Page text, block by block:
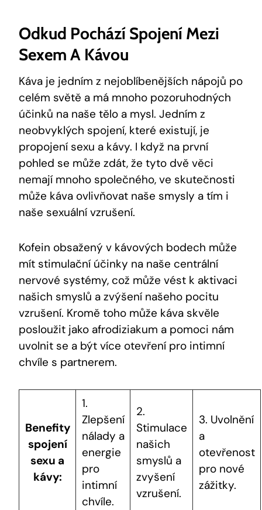
Odkud Pochází Spojení Mezi
Sexem A Kávou
Káva je jedním z nejoblíbenějších nápojů po
celém světě a má mnoho pozoruhodných
účinků na naše tělo a mysl. Jedním z
neobvyklých spojení, které existují, je
propojení sexu a kávy. I když na první
pohled se může zdát, že tyto dvě věci
nemají mnoho společného, ve skutečnosti
může káva ovlivňovat naše smysly a tím i
naše sexuální vzrušení.
Kofein obsažený v kávových bodech může
mít stimulační účinky na naše centrální
nervové systémy, což může vést k aktivaci
našich smyslů a zvýšení našeho pocitu
vzrušení. Kromě toho může káva skvěle
posloužit jako afrodiziakum a pomoci nám
uvolnit se a být více otevření pro intimní
chvíle s partnerem.
Benefity
spojení
sexu a
kávy:
1.
Zlepšení
nálady a
energie
pro
intimní
chvíle.
2.
Stimulace
našich
smyslů a
zvyšení
vzrušení.
3. Uvolnění
a
otevřenost
pro nové
zážitky.